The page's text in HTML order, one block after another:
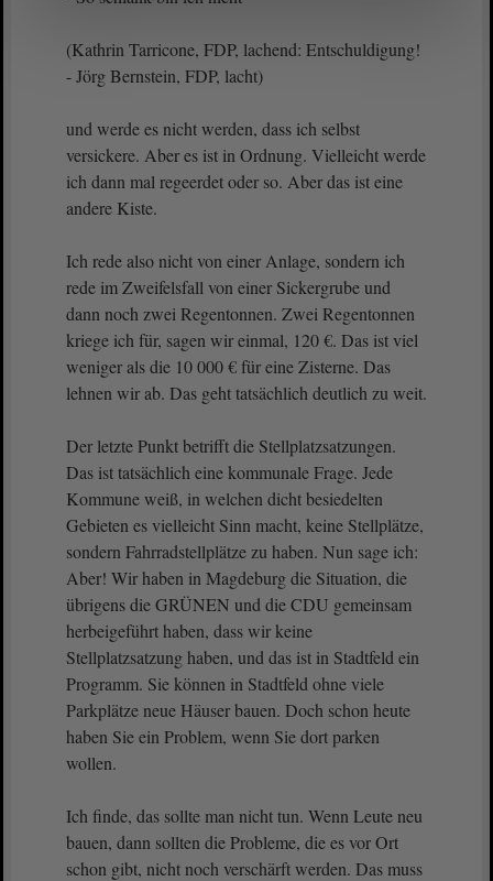
(Kathrin Tarricone, FDP, lachend: Entschuldigung!
- Jörg Bernstein, FDP, lacht)
und werde es nicht werden, dass ich selbst
versickere. Aber es ist in Ordnung. Vielleicht werde
ich dann mal regeerdet oder so. Aber das ist eine
andere Kiste.
Ich rede also nicht von einer Anlage, sondern ich
rede im Zweifelsfall von einer Sickergrube und
dann noch zwei Regentonnen. Zwei Regentonnen
kriege ich für, sagen wir einmal, 120 €. Das ist viel
weniger als die 10 000 € für eine Zisterne. Das
lehnen wir ab. Das geht tatsächlich deutlich zu weit.
Der letzte Punkt betrifft die Stellplatzsatzungen.
Das ist tatsächlich eine kommunale Frage. Jede
Kommune weiß, in welchen dicht besiedelten
Gebieten es vielleicht Sinn macht, keine Stellplätze,
sondern Fahrradstellplätze zu haben. Nun sage ich:
Aber! Wir haben in Magdeburg die Situation, die
übrigens die GRÜNEN und die CDU gemeinsam
herbeigeführt haben, dass wir keine
Stellplatzsatzung haben, und das ist in Stadtfeld ein
Programm. Sie können in Stadtfeld ohne viele
Parkplätze neue Häuser bauen. Doch schon heute
haben Sie ein Problem, wenn Sie dort parken
wollen.
Ich finde, das sollte man nicht tun. Wenn Leute neu
bauen, dann sollten die Probleme, die es vor Ort
schon gibt, nicht noch verschärft werden. Das muss